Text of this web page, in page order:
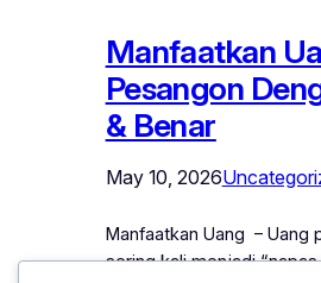
Manfaatkan
Pesangon
& Benar
May 10, 2026
Manfaatkan Uang – Uang
sering kali menjadi